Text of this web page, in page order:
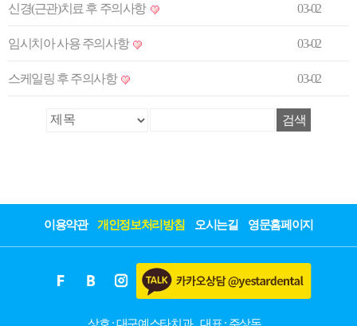
신경(근관)치료 후 주의사항 03-02
임시치아 사용 주의사항 03-02
스케일링 후 주의사항 03-02
이용약관 개인정보처리방침 오시는길 영문홈페이지